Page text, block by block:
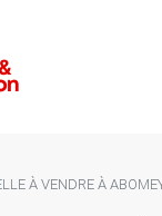
À VENDRE À